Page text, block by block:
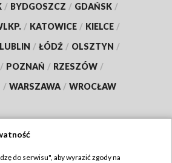
/ BYDGOSZCZ / GDAŃSK /
/ KATOWICE / KIELCE /
LUBLIN / ŁÓDŹ / OLSZTYN /
/ POZNAŃ / RZESZÓW /
/ WARSZAWA / WROCŁAW
do serwisu", aby wyrazić zgody na